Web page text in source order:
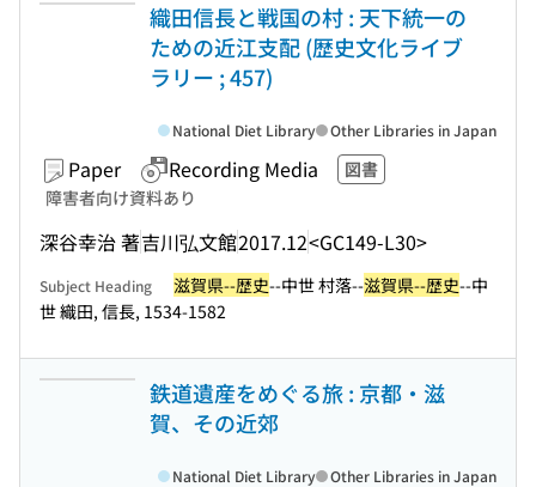
織田信長と戦国の村 : 天下統一の
ための近江支配 (歴史文化ライブ
ラリー ; 457)
Paper Recording Media
図書
障害者向け資料あり
深谷幸治 著吉川弘文館2017.12<GC149-L30>
National Diet Library Other Libraries in Japan
Subject Heading 滋賀県--歴史--中世 村落--滋賀県--歴史--中
世 織田, 信長, 1534-1582
鉄道遺産をめぐる旅 : 京都・滋
賀、その近郊
National Diet Library Other Libraries in Japan